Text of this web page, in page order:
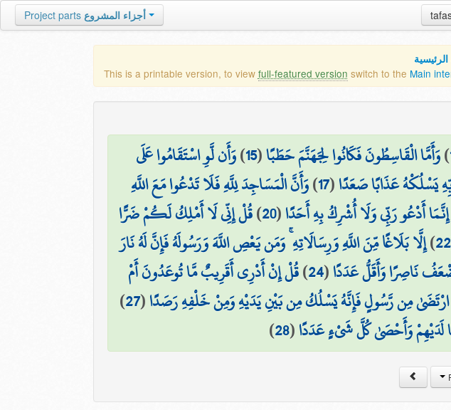
Project parts أجزاء المشروع
This is a printable version, to view full-featured version switch to the Main
)وَأَمَّا الْقَاسِطُونَ فَكَانُوا لِجَهَنَّمَ حَطَبًا(
15
)وَأَن لَّوِ اسْتَقَامُوا عَلَى
يَسْلُكْهُ عَذَابًا صَعَدًا(
17
)وَأَنَّ الْمَسَاجِدَ لِلَّهِ فَلَا تَدْعُوا مَعَ اللَّهِ
أَدْعُو رَبِّي وَلَا أُشْرِكُ بِهِ أَحَدًا(
20
)قُلْ إِنِّي لَا أَمْلِكُ لَكُمْ ضَرًّا
22
)إِلَّا بَلَاغًا مِّنَ اللَّهِ وَرِسَالَاتِهِ ۚ وَمَن يَعْصِ اللَّهَ وَرَسُولَهُ فَإِنَّ لَهُ نَارَ
نَاصِرًا وَأَقَلُّ عَدَدًا(
24
)قُلْ إِنْ أَدْرِي أَقَرِيبٌ مَّا تُوعَدُونَ أَمْ
مِن رَّسُولٍ فَإِنَّهُ يَسْلُكُ مِن بَيْنِ يَدَيْهِ وَمِنْ خَلْفِهِ رَصَدًا(
27
)
لَدَيْهِمْ وَأَحْصَىٰ كُلَّ شَيْءٍ عَدَدًا(
28
)